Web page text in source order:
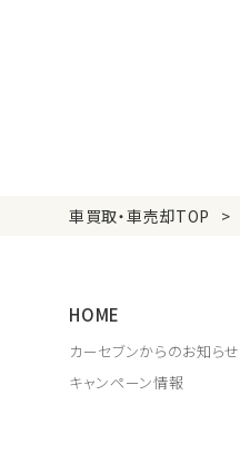
車買取・車売却TOP
HOME
カーセブンからのお知らせ
キャンペーン情報